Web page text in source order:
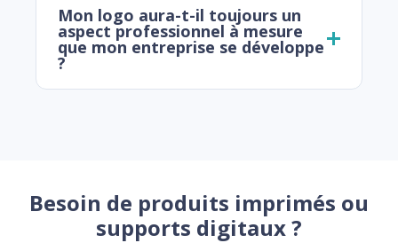
Mon logo aura-t-il toujours un
aspect professionnel à mesure
que mon entreprise se développe
?
Besoin de produits imprimés ou
supports digitaux ?